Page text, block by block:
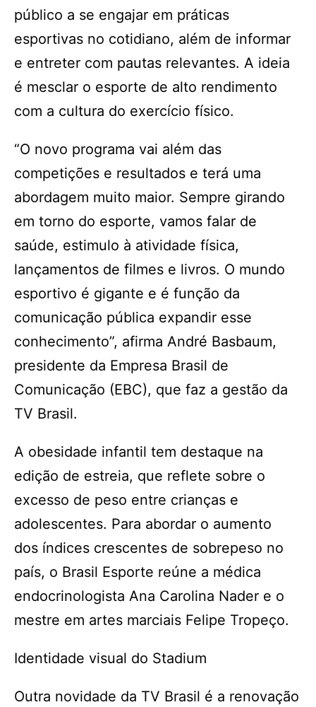
público a se engajar em práticas
esportivas no cotidiano, além de informar
e entreter com pautas relevantes. A ideia
é mesclar o esporte de alto rendimento
com a cultura do exercício físico.
“O novo programa vai além das
competições e resultados e terá uma
abordagem muito maior. Sempre girando
em torno do esporte, vamos falar de
saúde, estimulo à atividade física,
lançamentos de filmes e livros. O mundo
esportivo é gigante e é função da
comunicação pública expandir esse
conhecimento”, afirma André Basbaum,
presidente da Empresa Brasil de
Comunicação (EBC), que faz a gestão da
TV Brasil.
A obesidade infantil tem destaque na
edição de estreia, que reflete sobre o
excesso de peso entre crianças e
adolescentes. Para abordar o aumento
dos índices crescentes de sobrepeso no
país, o Brasil Esporte reúne a médica
endocrinologista Ana Carolina Nader e o
mestre em artes marciais Felipe Tropeço.
Identidade visual do Stadium
Outra novidade da TV Brasil é a renovação